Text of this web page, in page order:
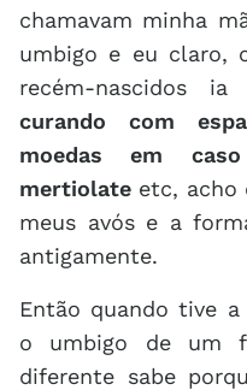
chamavam minha
umbigo e eu claro,
recém-nascidos
curando com
moedas em
mertiolate etc, acho
meus avós e a
antigamente.
Então quando tive
o umbigo de um
diferente sabe